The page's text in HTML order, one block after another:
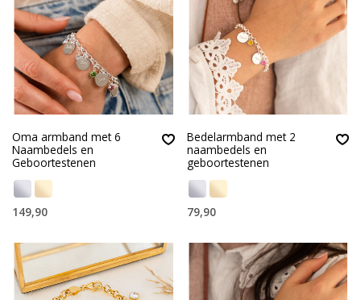
Oma armband met 6
Naambedels en
Geboortestenen
149,90
Bedelarmband met 2
naambedels en
geboortestenen
79,90